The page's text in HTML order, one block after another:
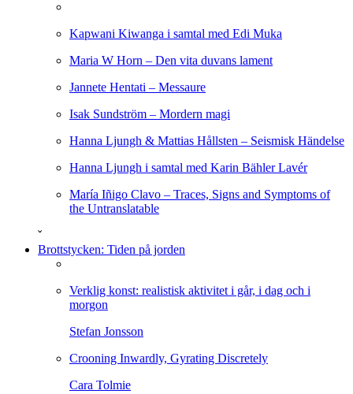
Kapwani Kiwanga i samtal med Edi Muka
Maria W Horn – Den vita duvans lament
Jannete Hentati – Messaure
Isak Sundström – Mordern magi
Hanna Ljungh & Mattias Hållsten – Seismisk Händelse
Hanna Ljungh i samtal med Karin Bähler Lavér
María Iñigo Clavo – Traces, Signs and Symptoms of
the Untranslatable
ˇ
Brottstycken: Tiden på jorden
Verklig konst: realistisk aktivitet i går, i dag och i
morgon
Stefan Jonsson
Crooning Inwardly, Gyrating Discretely
Cara Tolmie